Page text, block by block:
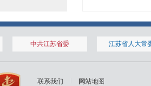
中共江苏省委 江苏省人大常
联系我们
网站地图